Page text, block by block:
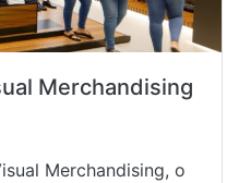
Merchandising
Merchandising, o